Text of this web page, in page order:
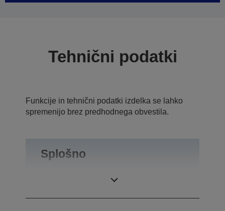
Tehnični podatki
Funkcije in tehnični podatki izdelka se lahko
spremenijo brez predhodnega obvestila.
Splošno